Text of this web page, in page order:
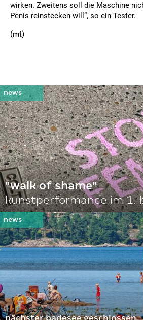
wirken. Zweitens soll die Maschine
Penis reinstecken will“, so ein Tester.
(mt)
"walk of shame"
kunstperformance im 1.